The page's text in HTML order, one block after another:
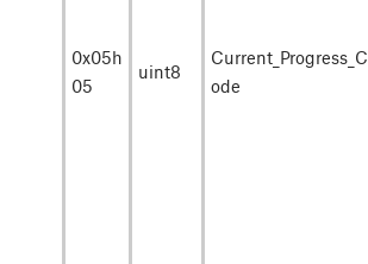
0x05h
05
uint8
Current_Progress_C
ode